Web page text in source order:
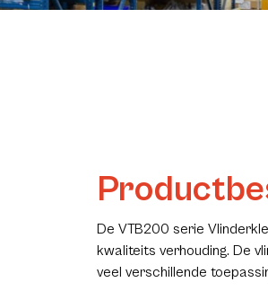
De VTB200 serie
kwaliteits verhouding. De
veel verschillende